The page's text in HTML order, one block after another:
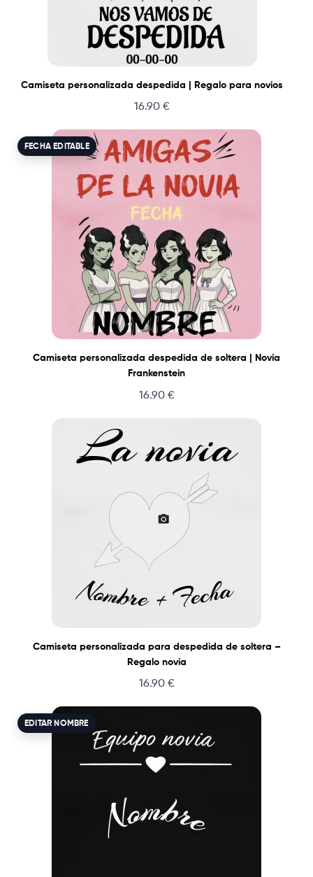
Camiseta personalizada despedida | Regalo para novios
16.90 €
FECHA EDITABLE
Camiseta personalizada despedida de soltera | Novia
Frankenstein
16.90 €
Camiseta personalizada para despedida de soltera –
Regalo novia
16.90 €
EDITAR NOMBRE